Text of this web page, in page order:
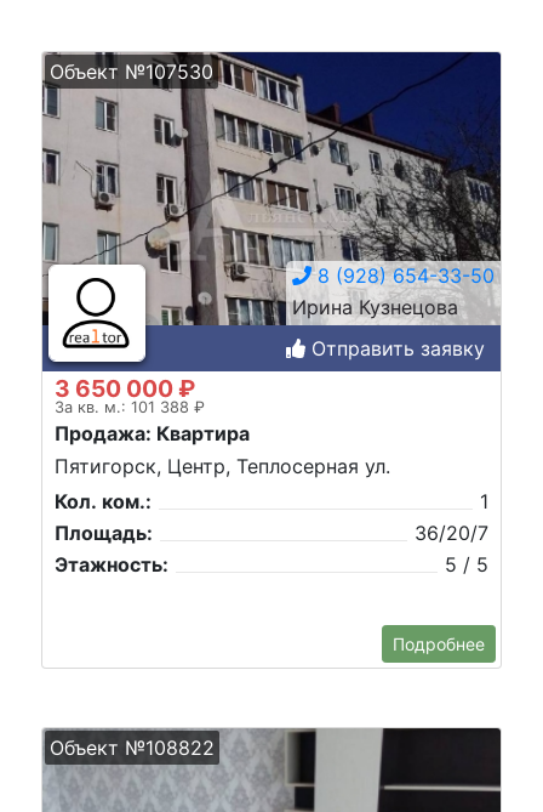
Объект №107530
8 (928) 654-33-50
Ирина Кузнецова
Отправить заявку
3 650 000 ₽
За кв. м.: 101 388 ₽
Продажа: Квартира
Пятигорск, Центр, Теплосерная ул.
Кол. ком.:
1
Площадь:
36/20/7
Этажность:
5 / 5
Подробнее
Объект №108822